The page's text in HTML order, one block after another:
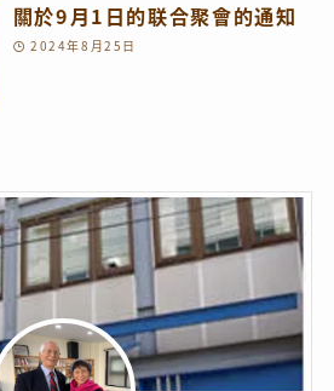
關於9月1日的联合聚會的通知
2024年8月25日